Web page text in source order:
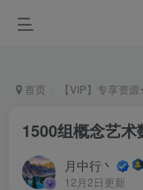
首页 【VIP】专享
1500组概念艺术
月中行丶
12月2日更新